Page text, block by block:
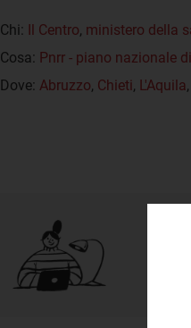
Chi: Il Centro, ministero della
Cosa: Pnrr - piano nazionale
Dove: Abruzzo, Chieti, L'Aquila,